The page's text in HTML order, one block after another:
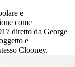
e
come
diretto da George
e
Clooney.